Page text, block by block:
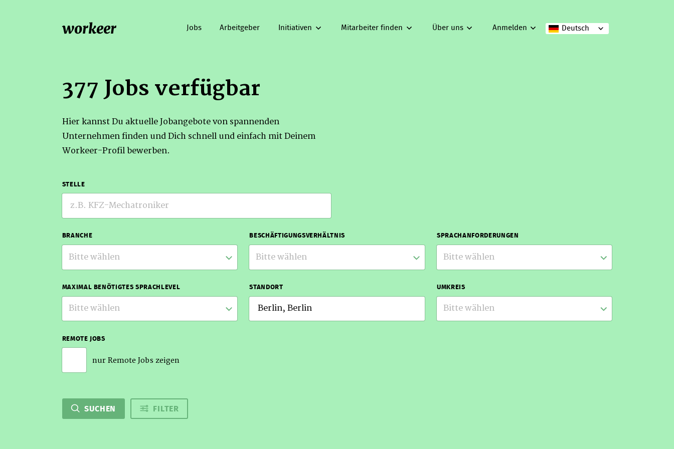
workeer Deutsch
Jobs Arbeitgeber Initiativen Mitarbeiter finden Über uns Anmelden
377 Jobs verfügbar
Hier kannst Du aktuelle Jobangebote von spannenden
Unternehmen finden und Dich schnell und einfach mit Deinem
Workeer-Profil bewerben.
STELLE
BRANCHE
Bitte wählen
BESCHÄFTIGUNGSVERHÄLTNIS
Bitte wählen
SPRACHANFORDERUNGEN
Bitte wählen
MAXIMAL BENÖTIGTES SPRACHLEVEL
Bitte wählen
STANDORT UMKREIS
Bitte wählen
REMOTE JOBS
nur Remote Jobs zeigen
SUCHEN FILTER